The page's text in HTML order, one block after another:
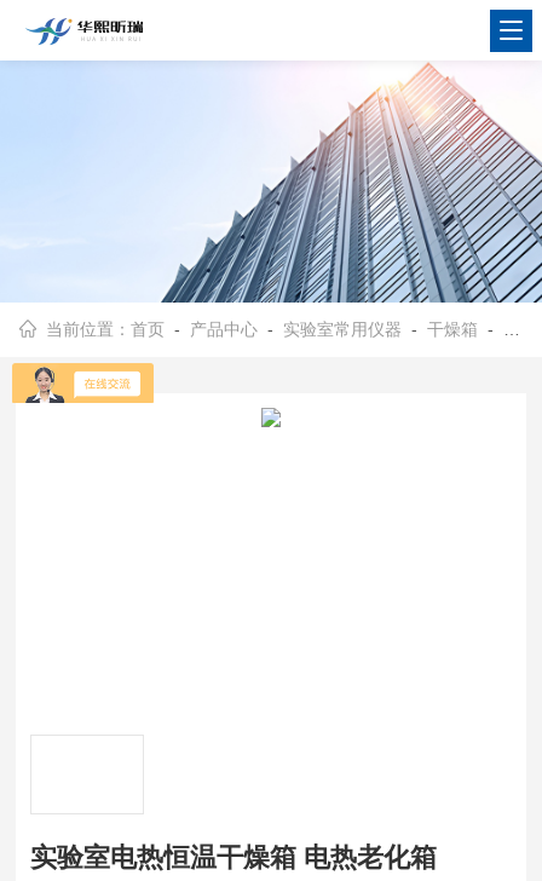
当前位置：首页 - 产品中心 - 实验室常用仪器 -干燥箱 - 202系列实验室电热恒温干燥箱 电热老化箱
实验室电热恒温干燥箱 电热老化箱